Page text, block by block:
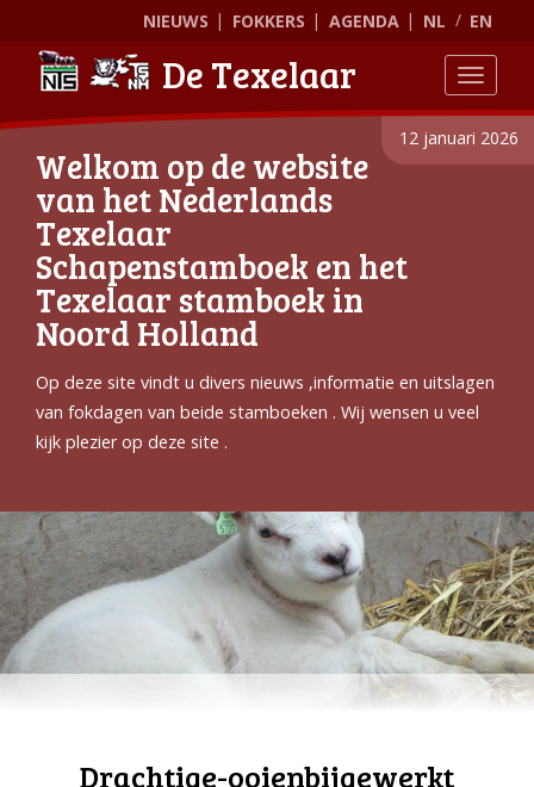
NIEUWS FOKKERS AGENDA NL EN
De Texelaar
12 januari 2026
Welkom op de website
van het Nederlands
Texelaar
Schapenstamboek en het
Texelaar stamboek in
Noord Holland
Op deze site vindt u divers nieuws ,informatie en uitslagen
van fokdagen van beide stamboeken . Wij wensen u veel
kijk plezier op deze site .
Drachtige-ooienbijgewerkt